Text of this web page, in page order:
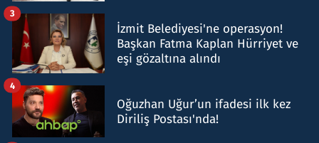
İzmit Belediyesi'ne operasyon!
Başkan Fatma Kaplan Hürriyet ve
eşi gözaltına alındı
3
Oğuzhan Uğur’un ifadesi ilk kez
Diriliş Postası'nda!
4